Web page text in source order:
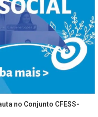
no Conjunto CFESS-